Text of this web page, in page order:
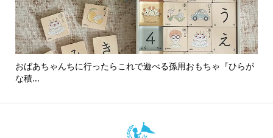
おばあちゃんちに行ったらこれで遊べる孫用おもちゃ『ひらが
な積...